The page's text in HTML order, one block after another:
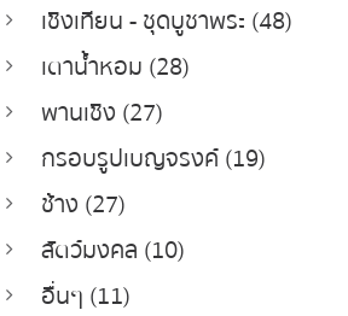
เชิงเทียน - ชุดบูชาพระ (48)
เตาน้ำหอม (28)
พานเชิง (27)
กรอบรูปเบญจรงค์ (19)
ช้าง (27)
สัตว์มงคล (10)
อื่นๆ (11)